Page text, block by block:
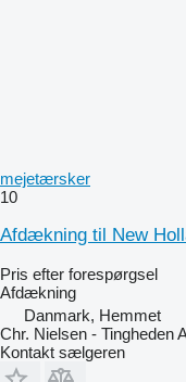
mejetærsker
10
Afdækning til New
Pris efter forespørgsel
Afdækning
Danmark, Hemmet
Chr. Nielsen - Tingheden
Kontakt sælgeren